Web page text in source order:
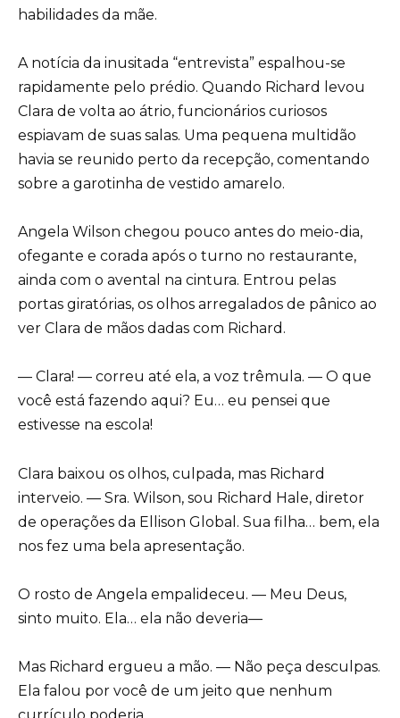
habilidades da mãe.
A notícia da inusitada “entrevista” espalhou-se
rapidamente pelo prédio. Quando Richard levou
Clara de volta ao átrio, funcionários curiosos
espiavam de suas salas. Uma pequena multidão
havia se reunido perto da recepção, comentando
sobre a garotinha de vestido amarelo.
Angela Wilson chegou pouco antes do meio-dia,
ofegante e corada após o turno no restaurante,
ainda com o avental na cintura. Entrou pelas
portas giratórias, os olhos arregalados de pânico ao
ver Clara de mãos dadas com Richard.
— Clara! — correu até ela, a voz trêmula. — O que
você está fazendo aqui? Eu… eu pensei que
estivesse na escola!
Clara baixou os olhos, culpada, mas Richard
interveio. — Sra. Wilson, sou Richard Hale, diretor
de operações da Ellison Global. Sua filha… bem, ela
nos fez uma bela apresentação.
O rosto de Angela empalideceu. — Meu Deus,
sinto muito. Ela… ela não deveria—
Mas Richard ergueu a mão. — Não peça desculpas.
Ela falou por você de um jeito que nenhum